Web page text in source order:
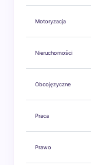
Motoryzacja
Nieruchomości
Obcojęzyczne
Praca
Prawo